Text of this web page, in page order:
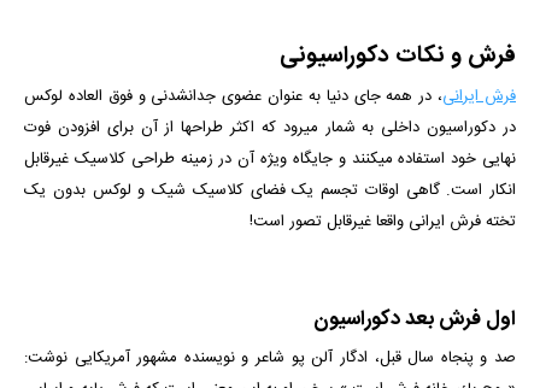
فرش و نکات دکوراسیونی
فرش ایرانی، در همه جای دنیا به عنوان عضوی جدانشدنی و فوق العاده لوکس
در دکوراسیون داخلی به شمار میرود که اکثر طراح­ها از آن برای افزودن فوت
نهایی خود استفاده می­کنند و جایگاه ویژه آن در زمینه طراحی کلاسیک غیرقابل
انکار است. گاهی اوقات تجسم یک فضای کلاسیک شیک و لوکس بدون یک
تخته فرش ایرانی واقعا غیرقابل تصور است!
اول فرش بعد دکوراسیون
صد و پنجاه سال قبل، ادگار آلن پو شاعر و نویسنده مشهور آمریکایی نوشت: